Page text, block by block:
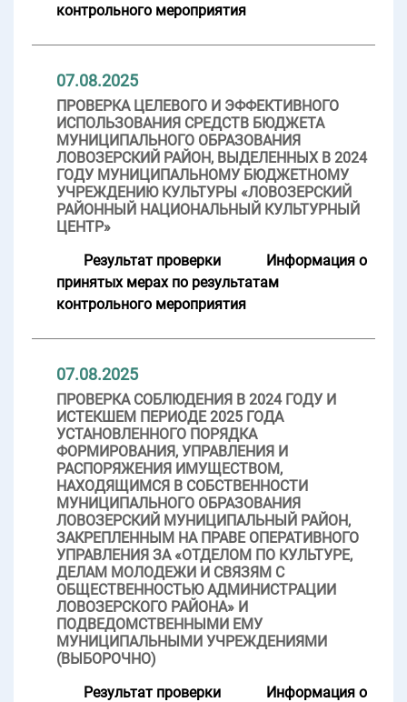
контрольного мероприятия
07.08.2025
ПРОВЕРКА ЦЕЛЕВОГО И ЭФФЕКТИВНОГО
ИСПОЛЬЗОВАНИЯ СРЕДСТВ БЮДЖЕТА
МУНИЦИПАЛЬНОГО ОБРАЗОВАНИЯ
ЛОВОЗЕРСКИЙ РАЙОН, ВЫДЕЛЕННЫХ В 2024
ГОДУ МУНИЦИПАЛЬНОМУ БЮДЖЕТНОМУ
УЧРЕЖДЕНИЮ КУЛЬТУРЫ «ЛОВОЗЕРСКИЙ
РАЙОННЫЙ НАЦИОНАЛЬНЫЙ КУЛЬТУРНЫЙ
ЦЕНТР»
Результат проверки
Информация о
принятых мерах по результатам
контрольного мероприятия
07.08.2025
ПРОВЕРКА СОБЛЮДЕНИЯ В 2024 ГОДУ И
ИСТЕКШЕМ ПЕРИОДЕ 2025 ГОДА
УСТАНОВЛЕННОГО ПОРЯДКА
ФОРМИРОВАНИЯ, УПРАВЛЕНИЯ И
РАСПОРЯЖЕНИЯ ИМУЩЕСТВОМ,
НАХОДЯЩИМСЯ В СОБСТВЕННОСТИ
МУНИЦИПАЛЬНОГО ОБРАЗОВАНИЯ
ЛОВОЗЕРСКИЙ МУНИЦИПАЛЬНЫЙ РАЙОН,
ЗАКРЕПЛЕННЫМ НА ПРАВЕ ОПЕРАТИВНОГО
УПРАВЛЕНИЯ ЗА «ОТДЕЛОМ ПО КУЛЬТУРЕ,
ДЕЛАМ МОЛОДЕЖИ И СВЯЗЯМ С
ОБЩЕСТВЕННОСТЬЮ АДМИНИСТРАЦИИ
ЛОВОЗЕРСКОГО РАЙОНА» И
ПОДВЕДОМСТВЕННЫМИ ЕМУ
МУНИЦИПАЛЬНЫМИ УЧРЕЖДЕНИЯМИ
(ВЫБОРОЧНО)
Результат проверки
Информация о